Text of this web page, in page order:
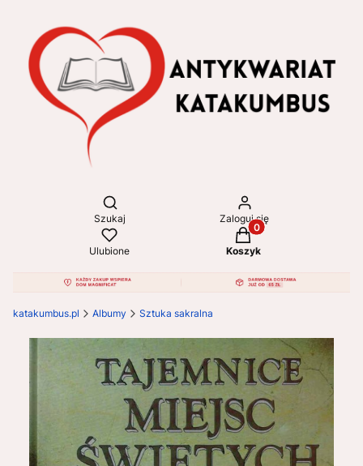
Otwórz wyszukiwarkę
Szukaj Zaloguj się
Ulubione
Produkty w koszyku:
Koszyk
katakumbus.pl Albumy Sztuka sakralna